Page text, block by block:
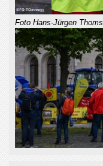
Foto Hans-Jürgen Thoms